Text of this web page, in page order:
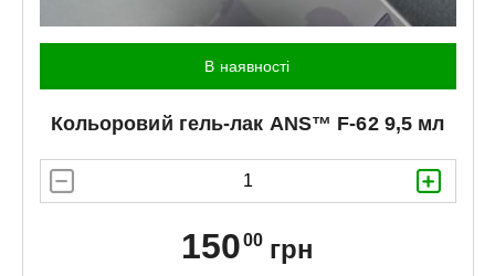
В наявності
Кольоровий гель-лак ANS™ F-62 9,5 мл
15000 грн